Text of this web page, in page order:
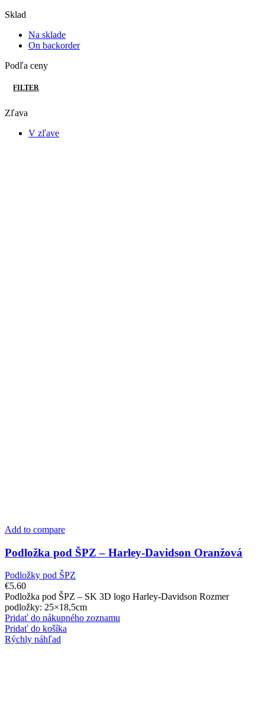
Sklad
Na sklade
On backorder
Podľa ceny
FILTER
Zľava
V zľave
Add to compare
Podložka pod ŠPZ – Harley-Davidson Oranžová
Podložky pod ŠPZ
€5.60
Podložka pod ŠPZ – SK 3D logo Harley-Davidson Rozmer
podložky: 25×18,5cm
Pridať do nákupného zoznamu
Pridať do košíka
Rýchly náhľad